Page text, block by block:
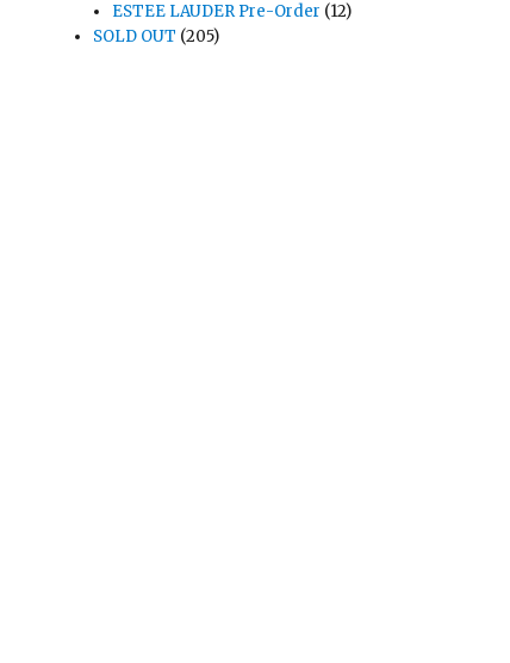
ESTEE LAUDER Pre-Order (12)
SOLD OUT (205)